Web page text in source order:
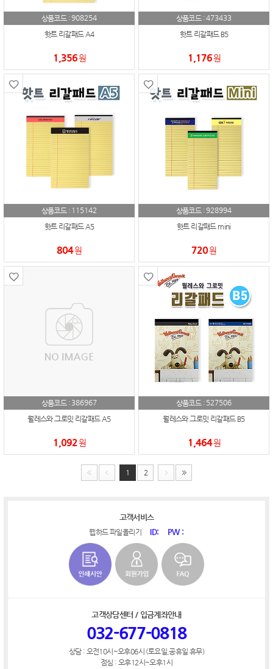
상품코드 :908254
핫트 리갈패드 A4
1,356원
상품코드 :473433
핫트 리갈패드 B5
1,176원
상품코드 : 115142
핫트 리갈패드 A5
804원
상품코드 :928994
핫트 리갈패드 mini
720원
상품코드 : 386967
월레스와 그로밋 리갈패드 A5
1,092원
상품코드 : 527506
월레스와 그로밋 리갈패드 B5
1,464원
1 2
고객서비스
웹하드 파일올리기 ID: PW :
고객상담센터 / 입금계좌안내
032-677-0818
상담 : 오전10시~오후06시 (토요일,공휴일 휴무)
점심 : 오후12시~오후1시